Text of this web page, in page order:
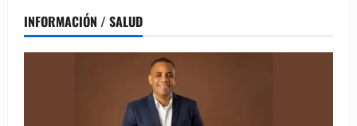
INFORMACIÓN / SALUD